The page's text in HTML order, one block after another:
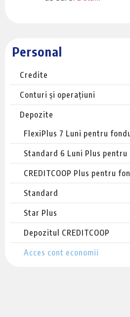
Personal
Credite
Conturi și operațiuni
Depozite
FlexiPlus 7 Luni pentru
Standard 6 Luni Plus
CREDITCOOP Plus pentru
Standard
Star Plus
Depozitul CREDITCOOP
Acces cont economii